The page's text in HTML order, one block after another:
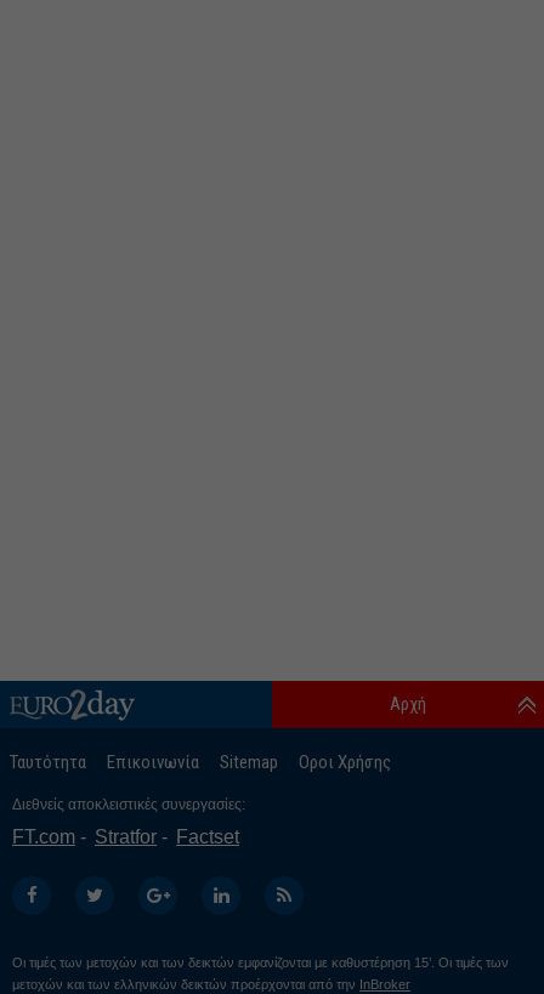
Ταυτότητα Επικοινωνία Sitemap Οροι Χρήσης
Αρχή
Διεθνείς αποκλειστικές συνεργασίες:
FT.com Stratfor Factset
Οι τιμές των μετοχών και των δεικτών εμφανίζονται με καθυστέρηση 15’. Οι τιμές των
μετοχών και των ελληνικών δεικτών προέρχονται από την InBroker